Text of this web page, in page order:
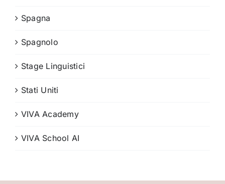
Spagna
Spagnolo
Stage Linguistici
Stati Uniti
VIVA Academy
VIVA School AI